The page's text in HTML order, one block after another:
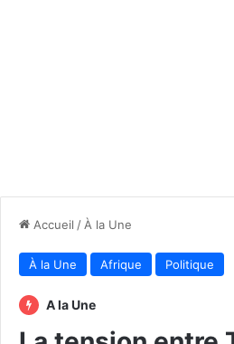
Accueil / À la Une
À la Une Afrique Politique
A la Une